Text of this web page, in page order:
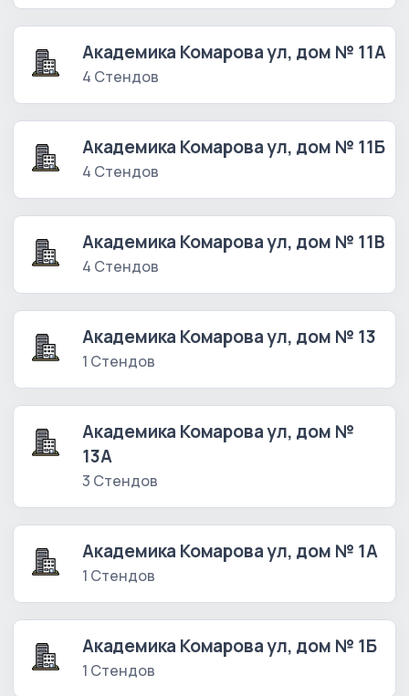
Академика Комарова ул, дом № 11А
4 Стендов
Академика Комарова ул, дом № 11Б
4 Стендов
Академика Комарова ул, дом № 11В
4 Стендов
Академика Комарова ул, дом № 13
1 Стендов
Академика Комарова ул, дом №
13А
3 Стендов
Академика Комарова ул, дом № 1А
1 Стендов
Академика Комарова ул, дом № 1Б
1 Стендов